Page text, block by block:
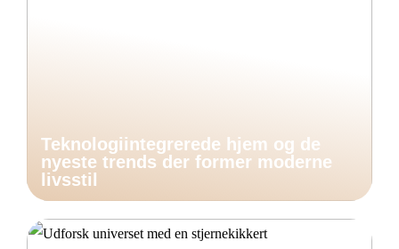
Teknologiintegrerede hjem og de
nyeste trends der former moderne
livsstil